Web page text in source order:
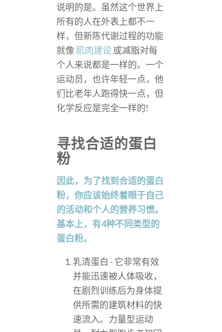
说明的是。虽然这个世界上
所有的人在外表上都不一
样，但新陈代谢过程的功能
就像 肌肉建设 或减脂对每
个人来说都是一样的。一个
运动员，也许年轻一点，他
们比老年人跑得快一点，但
化学反应是完全一样的!
寻找合适的蛋白
粉
因此，为了找到合适的蛋白
粉，你应该始终着眼于自己
的活动和个人的营养习惯。
基本上，有4种不同类型的
蛋白粉。
乳清蛋白 - 它非常有效
并能迅速被人体吸收，
在剧烈训练后为身体提
供所需的建筑材料的快
速流入。力量型运动